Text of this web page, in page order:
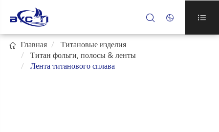
  
 Главная
Титановые изделия
Титан фольги, полосы & ленты
Лента титанового сплава